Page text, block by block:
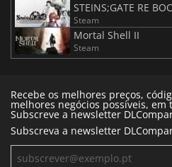
STEINS;GATE RE
Steam
Mortal Shell II
Steam
Recebe os melhores preços,
melhores negócios possíveis, em
Subscreve a newsletter
Subscreva a newsletter